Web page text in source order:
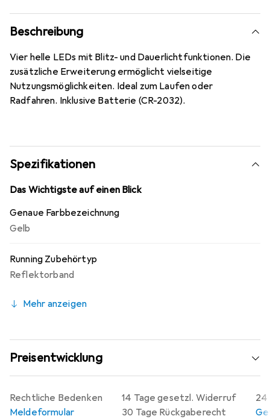
Beschreibung
Vier helle LEDs mit Blitz- und Dauerlichtfunktionen. Die
zusätzliche Erweiterung ermöglicht vielseitige
Nutzungsmöglichkeiten. Ideal zum Laufen oder
Radfahren. Inklusive Batterie (CR-2032).
Spezifikationen
Das Wichtigste auf einen Blick
Genaue Farbbezeichnung
Gelb
Running Zubehörtyp
Reflektorband
Mehr anzeigen
Preisentwicklung
14 Tage gesetzl. Widerruf
30 Tage Rückgaberecht
24
Rechtliche Bedenken
Meldeformular